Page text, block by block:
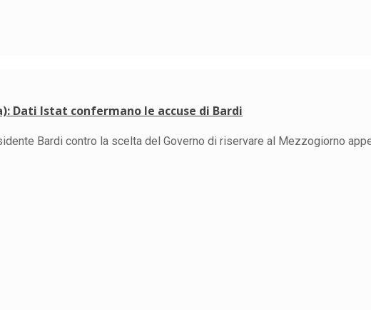
Dati Istat confermano le accuse di Bardi
Bardi contro la scelta del Governo di riservare al Mezzogiorno